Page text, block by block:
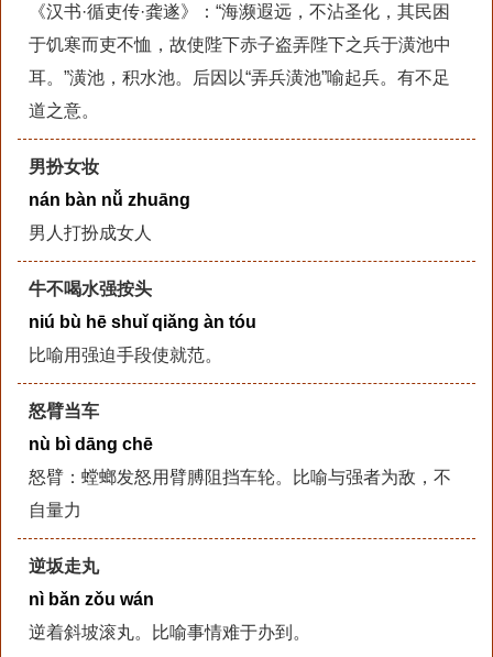
《汉书·循吏传·龚遂》：“海濒遐远，不沾圣化，其民困
于饥寒而吏不恤，故使陛下赤子盗弄陛下之兵于潢池中
耳。”潢池，积水池。后因以“弄兵潢池”喻起兵。有不足
道之意。
男扮女妆
nán bàn nǚ zhuāng
男人打扮成女人
牛不喝水强按头
niú bù hē shuǐ qiǎng àn tóu
比喻用强迫手段使就范。
怒臂当车
nù bì dāng chē
怒臂：螳螂发怒用臂膊阻挡车轮。比喻与强者为敌，不
自量力
逆坂走丸
nì bǎn zǒu wán
逆着斜坡滚丸。比喻事情难于办到。